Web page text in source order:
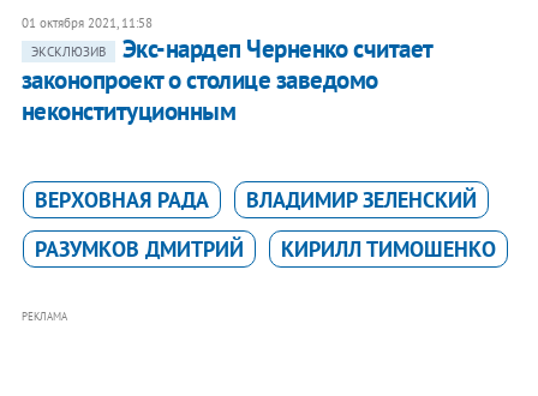
01 октября 2021, 11:58
ЭКСКЛЮЗИВ
Экс-нардеп Черненко считает
законопроект о столице заведомо
неконституционным
ВЕРХОВНАЯ РАДА
ВЛАДИМИР ЗЕЛЕНСКИЙ
РАЗУМКОВ ДМИТРИЙ
КИРИЛЛ ТИМОШЕНКО
РЕКЛАМА